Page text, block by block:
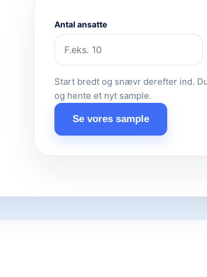
Antal ansatte
Start bredt og snævr derefter ind.
og hente et nyt sample.
Se vores sample